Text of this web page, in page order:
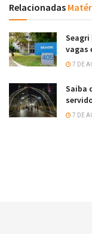
Relacionadas
vagas
7 DE
Saiba
7 DE